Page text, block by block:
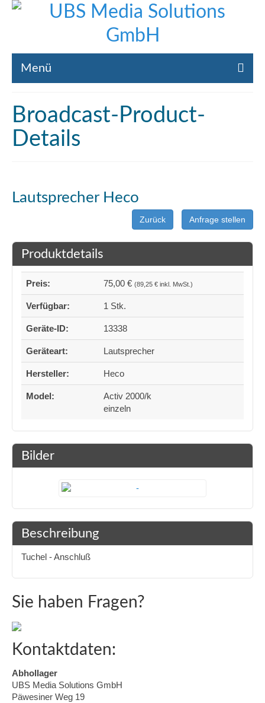
Menü
Liste gebrauchte Broadcast-Technik
Broadcast-Technik Verleih
Broadcast-Product-
Details
Lautsprecher Heco
Zurück Anfrage stellen
Produktdetails
Preis: 75,00 € (89,25 € inkl. MwSt.)
Verfügbar: 1 Stk.
Geräte-ID: 13338
Geräteart: Lautsprecher
Hersteller: Heco
Model:
Activ 2000/k
einzeln
Bilder
Beschreibung
Tuchel - Anschluß
Sie haben Fragen?
Kontaktdaten:
Abhollager
UBS Media Solutions GmbH
Päwesiner Weg 19